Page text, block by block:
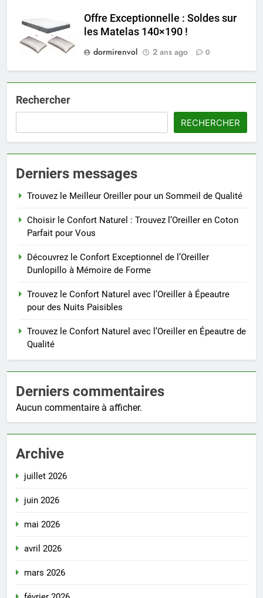
Offre Exceptionnelle : Soldes sur
les Matelas 140×190 !
dormirenvol
2 ans ago 0
Rechercher
RECHERCHER
Derniers messages
Trouvez le Meilleur Oreiller pour un Sommeil de Qualité
Choisir le Confort Naturel : Trouvez l’Oreiller en Coton
Parfait pour Vous
Découvrez le Confort Exceptionnel de l’Oreiller
Dunlopillo à Mémoire de Forme
Trouvez le Confort Naturel avec l’Oreiller à Épeautre
pour des Nuits Paisibles
Trouvez le Confort Naturel avec l’Oreiller en Épeautre de
Qualité
Derniers commentaires
Aucun commentaire à afficher.
Archive
juillet 2026
juin 2026
mai 2026
avril 2026
mars 2026